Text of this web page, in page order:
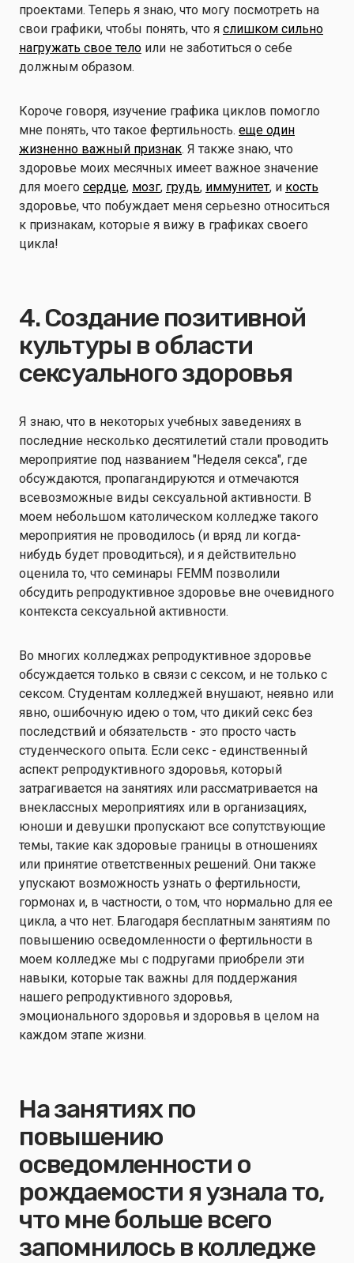
проектами. Теперь я знаю, что могу посмотреть на
свои графики, чтобы понять, что я слишком сильно
нагружать свое тело или не заботиться о себе
должным образом.
Короче говоря, изучение графика циклов помогло
мне понять, что такое фертильность. еще один
жизненно важный признак. Я также знаю, что
здоровье моих месячных имеет важное значение
для моего сердце, мозг, грудь, иммунитет, и кость
здоровье, что побуждает меня серьезно относиться
к признакам, которые я вижу в графиках своего
цикла!
4. Создание позитивной
культуры в области
сексуального здоровья
Я знаю, что в некоторых учебных заведениях в
последние несколько десятилетий стали проводить
мероприятие под названием "Неделя секса", где
обсуждаются, пропагандируются и отмечаются
всевозможные виды сексуальной активности. В
моем небольшом католическом колледже такого
мероприятия не проводилось (и вряд ли когда-
нибудь будет проводиться), и я действительно
оценила то, что семинары FEMM позволили
обсудить репродуктивное здоровье вне очевидного
контекста сексуальной активности.
Во многих колледжах репродуктивное здоровье
обсуждается только в связи с сексом, и не только с
сексом. Студентам колледжей внушают, неявно или
явно, ошибочную идею о том, что дикий секс без
последствий и обязательств - это просто часть
студенческого опыта. Если секс - единственный
аспект репродуктивного здоровья, который
затрагивается на занятиях или рассматривается на
внеклассных мероприятиях или в организациях,
юноши и девушки пропускают все сопутствующие
темы, такие как здоровые границы в отношениях
или принятие ответственных решений. Они также
упускают возможность узнать о фертильности,
гормонах и, в частности, о том, что нормально для ее
цикла, а что нет. Благодаря бесплатным занятиям по
повышению осведомленности о фертильности в
моем колледже мы с подругами приобрели эти
навыки, которые так важны для поддержания
нашего репродуктивного здоровья,
эмоционального здоровья и здоровья в целом на
каждом этапе жизни.
На занятиях по
повышению
осведомленности о
рождаемости я узнала то,
что мне больше всего
запомнилось в колледже